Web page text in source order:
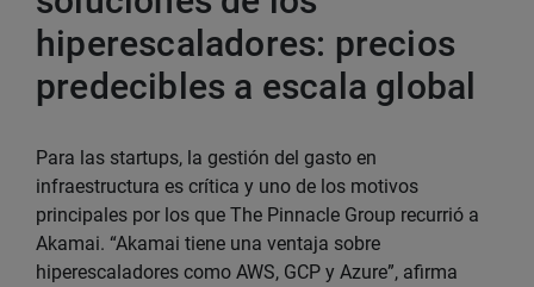
hiperescaladores: precios
predecibles a escala global
Para las startups, la gestión del gasto en
infraestructura es crítica y uno de los motivos
principales por los que The Pinnacle Group recurrió a
Akamai. “Akamai tiene una ventaja sobre
hiperescaladores como AWS, GCP y Azure”, afirma